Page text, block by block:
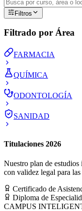
Filtros
Filtrado por Área
FARMACIA
QUÍMICA
ODONTOLOGÍA
SANIDAD
Titulaciones 2026
Nuestro plan de
con validez legal para las
Certificado de
Diploma de
CAMPUS